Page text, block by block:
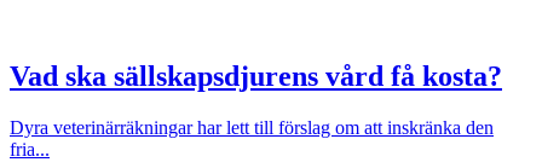
Vad ska sällskapsdjurens vård få kosta?
Dyra veterinärräkningar har lett till förslag om att inskränka den
fria...